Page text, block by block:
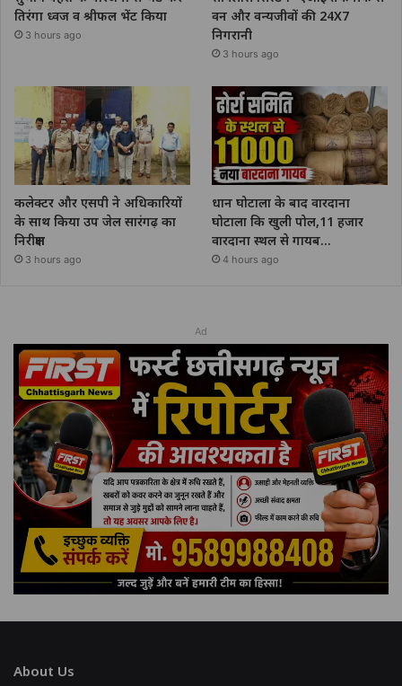
तिरंगा ध्वज व श्रीफल भेंट किया
3 hours ago
वन और वन्यजीवों की 24X7
निगरानी
3 hours ago
कलेक्टर और एसपी ने अधिकारियों
के साथ किया उप जेल सारंगढ़ का
निरीक्षण
3 hours ago
धान घोटाला के बाद वारदाना
घोटाला कि खुली पोल,11 हजार
वारदाना स्थल से गायब…
4 hours ago
Ad
About Us